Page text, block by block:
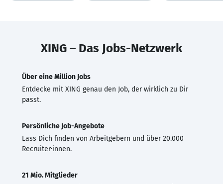
XING – Das Jobs-Netzwerk
Über eine Million Jobs
Entdecke mit XING genau den Job, der wirklich zu Dir
passt.
Persönliche Job-Angebote
Lass Dich finden von Arbeitgebern und über 20.000
Recruiter·innen.
21 Mio. Mitglieder